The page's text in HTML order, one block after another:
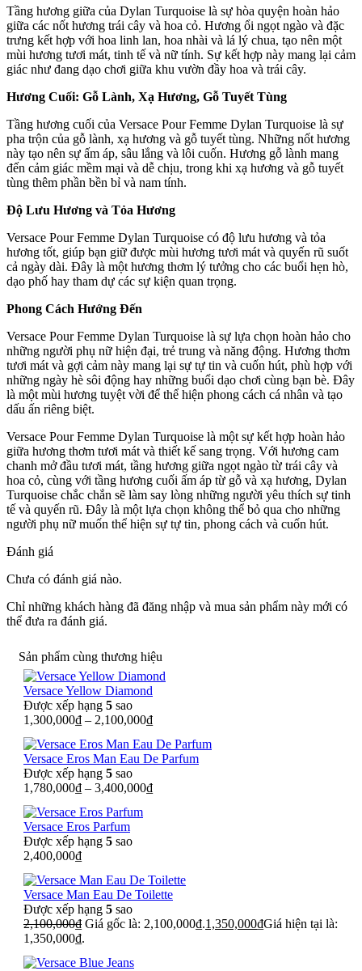
Tầng hương giữa của Dylan Turquoise là sự hòa quyện hoàn hảo
giữa các nốt hương trái cây và hoa cỏ. Hương ổi ngọt ngào và đặc
trưng kết hợp với hoa linh lan, hoa nhài và lá lý chua, tạo nên một
mùi hương tươi mát, tinh tế và nữ tính. Sự kết hợp này mang lại cảm
giác như đang dạo chơi giữa khu vườn đầy hoa và trái cây.
Hương Cuối: Gỗ Lành, Xạ Hương, Gỗ Tuyết Tùng
Tầng hương cuối của Versace Pour Femme Dylan Turquoise là sự
pha trộn của gỗ lành, xạ hương và gỗ tuyết tùng. Những nốt hương
này tạo nên sự ấm áp, sâu lắng và lôi cuốn. Hương gỗ lành mang
đến cảm giác mềm mại và dễ chịu, trong khi xạ hương và gỗ tuyết
tùng thêm phần bền bỉ và nam tính.
Độ Lưu Hương và Tỏa Hương
Versace Pour Femme Dylan Turquoise có độ lưu hương và tỏa
hương tốt, giúp bạn giữ được mùi hương tươi mát và quyến rũ suốt
cả ngày dài. Đây là một hương thơm lý tưởng cho các buổi hẹn hò,
dạo phố hay tham dự các sự kiện quan trọng.
Phong Cách Hướng Đến
Versace Pour Femme Dylan Turquoise là sự lựa chọn hoàn hảo cho
những người phụ nữ hiện đại, trẻ trung và năng động. Hương thơm
tươi mát và gợi cảm này mang lại sự tự tin và cuốn hút, phù hợp với
những ngày hè sôi động hay những buổi dạo chơi cùng bạn bè. Đây
là một mùi hương tuyệt vời để thể hiện phong cách cá nhân và tạo
dấu ấn riêng biệt.
Versace Pour Femme Dylan Turquoise là một sự kết hợp hoàn hảo
giữa hương thơm tươi mát và thiết kế sang trọng. Với hương cam
chanh mở đầu tươi mát, tầng hương giữa ngọt ngào từ trái cây và
hoa cỏ, cùng với tầng hương cuối ấm áp từ gỗ và xạ hương, Dylan
Turquoise chắc chắn sẽ làm say lòng những người yêu thích sự tinh
tế và quyến rũ. Đây là một lựa chọn không thể bỏ qua cho những
người phụ nữ muốn thể hiện sự tự tin, phong cách và cuốn hút.
Đánh giá
Chưa có đánh giá nào.
Chỉ những khách hàng đã đăng nhập và mua sản phẩm này mới có
thể đưa ra đánh giá.
Sản phẩm cùng thương hiệu
Versace Yellow Diamond
Được xếp hạng 5 sao
1,300,000₫ – 2,100,000₫
Versace Eros Man Eau De Parfum
Được xếp hạng 5 sao
1,780,000₫ – 3,400,000₫
Versace Eros Parfum
Được xếp hạng 5 sao
2,400,000₫
Versace Man Eau De Toilette
Được xếp hạng 5 sao
2,100,000₫ Giá gốc là: 2,100,000₫.1,350,000₫Giá hiện tại là:
1,350,000₫.